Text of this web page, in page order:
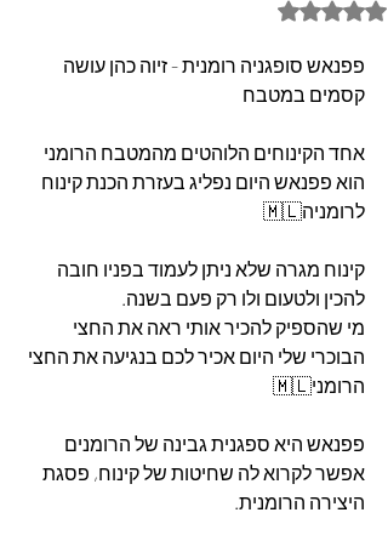
דירוג של NaN מתוך 5 כוכבים
פפנאש סופגניה רומנית - זיוה כהן עושה
קסמים במטבח
אחד הקינוחים הלוהטים מהמטבח הרומני
הוא פפנאש היום נפליג בעזרת הכנת קינוח
לרומניה🇲🇱
קינוח מגרה שלא ניתן לעמוד בפניו חובה
להכין ולטעום ולו רק פעם בשנה.
מי שהספיק להכיר אותי ראה את החצי
הבוכרי שלי היום אכיר לכם בנגיעה את החצי
הרומני🇲🇱
פפנאש היא ספגנית גבינה של הרומנים
אפשר לקרוא לה שחיטות של קינוח, פסגת
היצירה הרומנית.